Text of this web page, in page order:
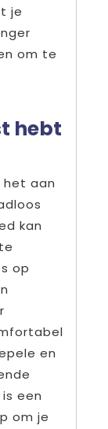
je
om te
hebt
het aan
kan
op
en
een
om je